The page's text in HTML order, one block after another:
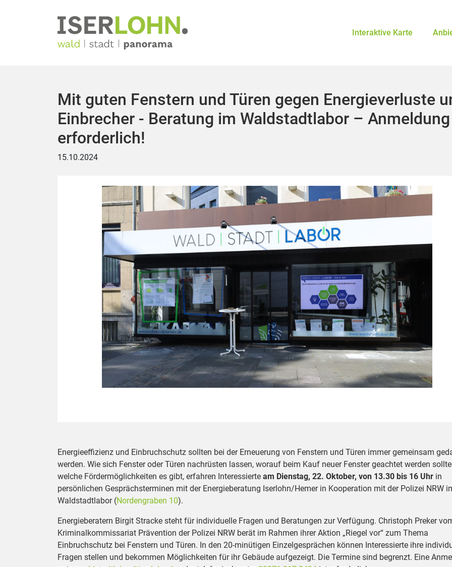
Interaktive Karte
Mit guten Fenstern und Türen gegen Energieverluste
Einbrecher - Beratung im Waldstadtlabor – Anmeldung
erforderlich!
15.10.2024
Energieeffizienz und Einbruchschutz sollten bei der Erneuerung von Fenstern und Türen immer gemeinsam
werden. Wie sich Fenster oder Türen nachrüsten lassen, worauf beim Kauf neuer Fenster geachtet werden
welche Fördermöglichkeiten es gibt, erfahren Interessierte am Dienstag, 22. Oktober, von 13.30 bis 16 Uhr in
persönlichen Gesprächsterminen mit der Energieberatung Iserlohn/Hemer in Kooperation mit der Polizei NRW
Waldstadtlabor (Nordengraben 10).
Energieberatern Birgit Stracke steht für individuelle Fragen und Beratungen zur Verfügung. Christoph Preker
Kriminalkommissariat Prävention der Polizei NRW berät im Rahmen ihrer Aktion „Riegel vor“ zum Thema
Einbruchschutz bei Fenstern und Türen. In den 20-minütigen Einzelgesprächen können Interessierte ihre
Fragen stellen und bekommen Möglichkeiten für ihr Gebäude aufgezeigt. Die Termine sind begrenzt. Eine